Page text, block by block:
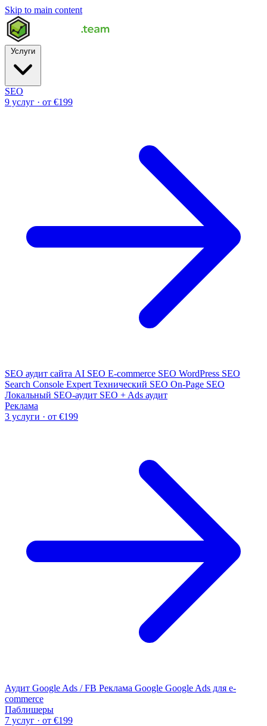
Skip to main content
SEO
9 услуг · от €199
SEO аудит сайта AI SEO E-commerce SEO WordPress SEO
Search Console Expert Технический SEO On-Page SEO
Локальный SEO-аудит SEO + Ads аудит
Реклама
3 услуги · от €199
Аудит Google Ads / FB Реклама Google Google Ads для e-
commerce
Паблишеры
7 услуг · от €199